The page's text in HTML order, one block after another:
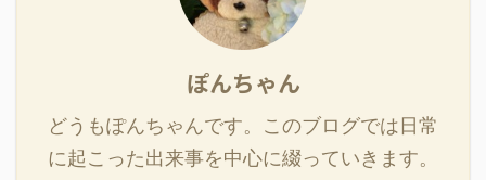
ぽんちゃん
どうもぽんちゃんです。このブログでは日常
に起こった出来事を中心に綴っていきます。